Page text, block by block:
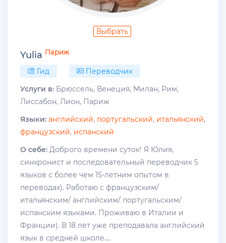
Выбрать
Yulia Париж
Гид
Переводчик
Услуги в: Брюссель, Венеция, Милан, Рим,
Лиссабон, Лион, Париж
Языки: английский, португальский, итальянский,
французский, испанский
О себе: Доброго времени суток! Я Юлия,
синхронист и последовательный переводчик 5
языков с более чем 15-летним опытом в
переводах). Работаю с французским/
итальянским/ английским/ португальским/
испанским языками. Проживаю в Италии и
Франции). В 18 лет уже преподавала английский
язык в средней школе....